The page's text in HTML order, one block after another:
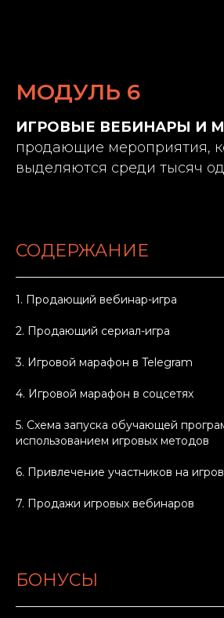
МОДУЛЬ 6
ИГРОВЫЕ ВЕБИНАРЫ И
продающие мероприятия,
выделяются среди тысяч
СОДЕРЖАНИЕ
1. Продающий вебинар-игра
2. Продающий сериал-игра
3. Игровой марафон в Telegram
4. Игровой марафон в соцсетях
5. Схема запуска обучающей
использованием игровых методов
6. Привлечение участников на
7. Продажи игровых вебинаров
БОНУСЫ